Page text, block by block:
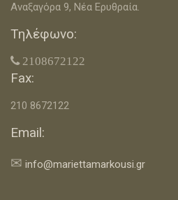
Αναξαγόρα 9, Νέα Ερυθραία.
Τηλέφωνο:
 2108672122
Fax:
210 8672122
Email:
✉ info@mariettamarkousi.gr